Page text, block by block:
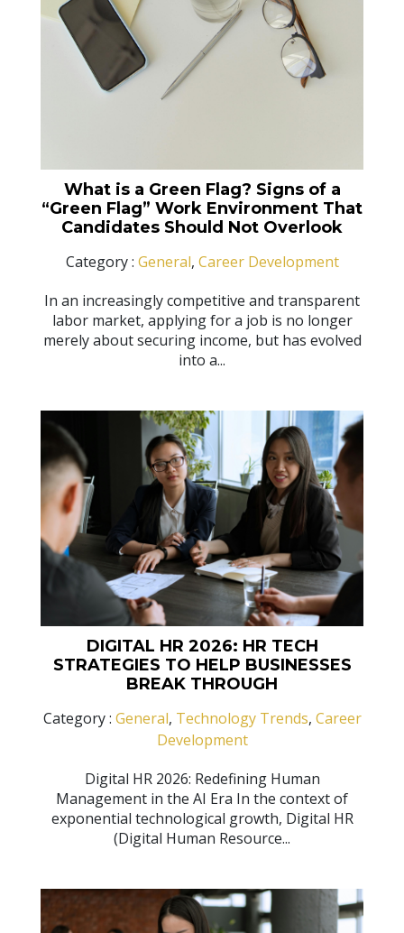
What is a Green Flag? Signs of a
“Green Flag” Work Environment That
Candidates Should Not Overlook
Category : General, Career Development
In an increasingly competitive and transparent
labor market, applying for a job is no longer
merely about securing income, but has evolved
into a...
DIGITAL HR 2026: HR TECH
STRATEGIES TO HELP BUSINESSES
BREAK THROUGH
Category : General, Technology Trends, Career
Development
Digital HR 2026: Redefining Human
Management in the AI Era In the context of
exponential technological growth, Digital HR
(Digital Human Resource...